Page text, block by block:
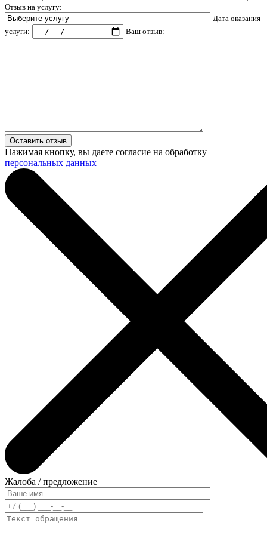
Отзыв на услугу:
Дата оказания
услуги:
Ваш отзыв:
Нажимая кнопку, вы даете согласие на обработку
персональных данных
Жалоба / предложение